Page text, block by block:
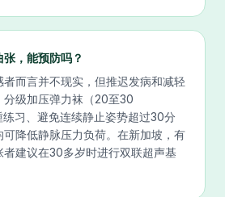
，能预防吗？
而言并不现实，但推迟发病和减轻
分级加压弹力袜（20至30
习、避免连续静止姿势超过30分
降低静脉压力负荷。在新加坡，有
建议在30多岁时进行双联超声基